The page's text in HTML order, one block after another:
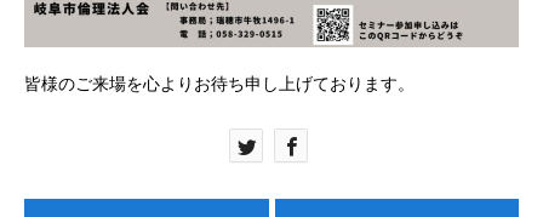
皆様のご来場を心よりお待ち申し上げております。